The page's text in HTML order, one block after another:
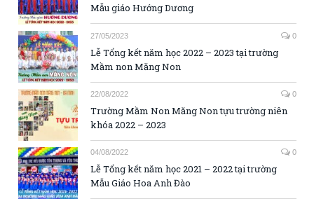
Mẫu giáo Hướng Dương
27/05/2023 0
Lễ Tổng kết năm học 2022 – 2023 tại trường
Mầm non Măng Non
22/08/2022 0
Trường Mầm Non Măng Non tựu trường niên
khóa 2022 – 2023
04/08/2022 0
Lễ Tổng kết năm học 2021 – 2022 tại trường
Mẫu Giáo Hoa Anh Đào